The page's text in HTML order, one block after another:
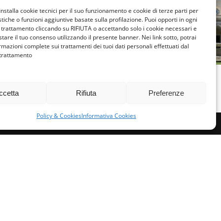
cookie tecnici per il suo funzionamento e cookie di terze parti per
o funzioni aggiuntive basate sulla profilazione. Puoi opporti in ogni
cliccando su RIFIUTA o accettando solo i cookie necessari e
il tuo consenso utilizzando il presente banner. Nei link sotto, potrai
complete sui trattamenti dei tuoi dati personali effettuati dal
Rifiuta Preferenze
Policy & CookiesInformativa Cookies
LAZIO
INCONTRO
FAMIGLIE PER
L’ACCOGLIENZA DI
ROMA E